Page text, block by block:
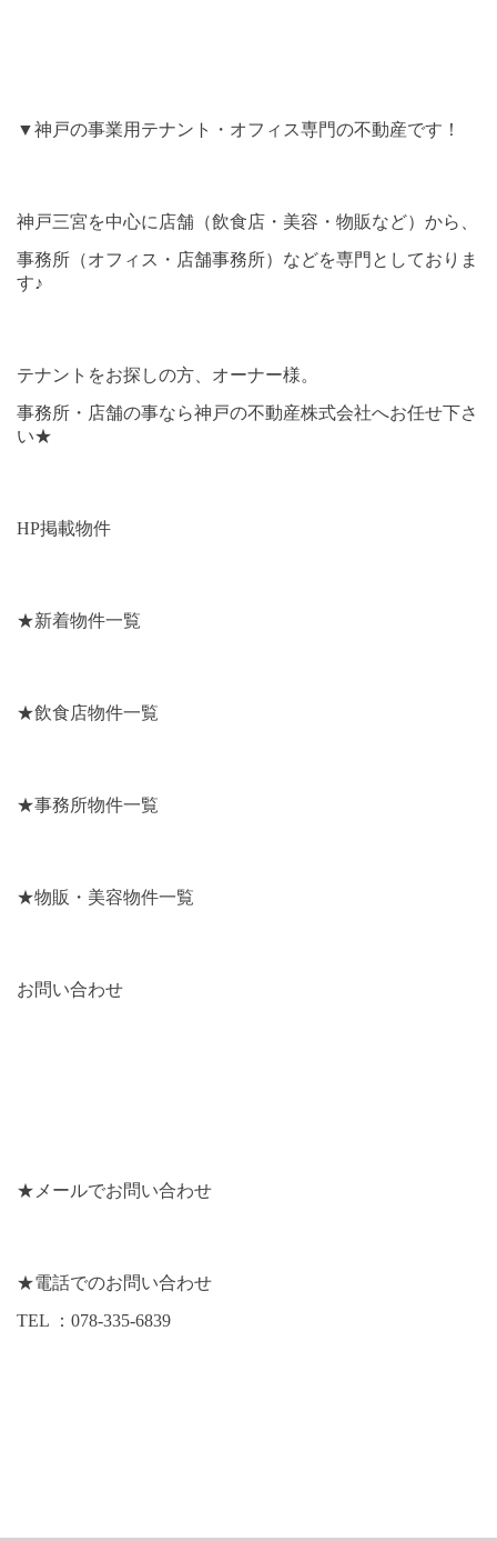
▼神戸の事業用テナント・オフィス専門の不動産です！
神戸三宮を中心に店舗（飲食店・美容・物販など）から、
事務所（オフィス・店舗事務所）などを専門としておりま
す♪
テナントをお探しの方、オーナー様。
事務所・店舗の事なら神戸の不動産株式会社へお任せ下さ
い★
HP掲載物件
★新着物件一覧
★飲食店物件一覧
★事務所物件一覧
★物販・美容物件一覧
お問い合わせ
★メールでお問い合わせ
★電話でのお問い合わせ
TEL
： 078-335-6839